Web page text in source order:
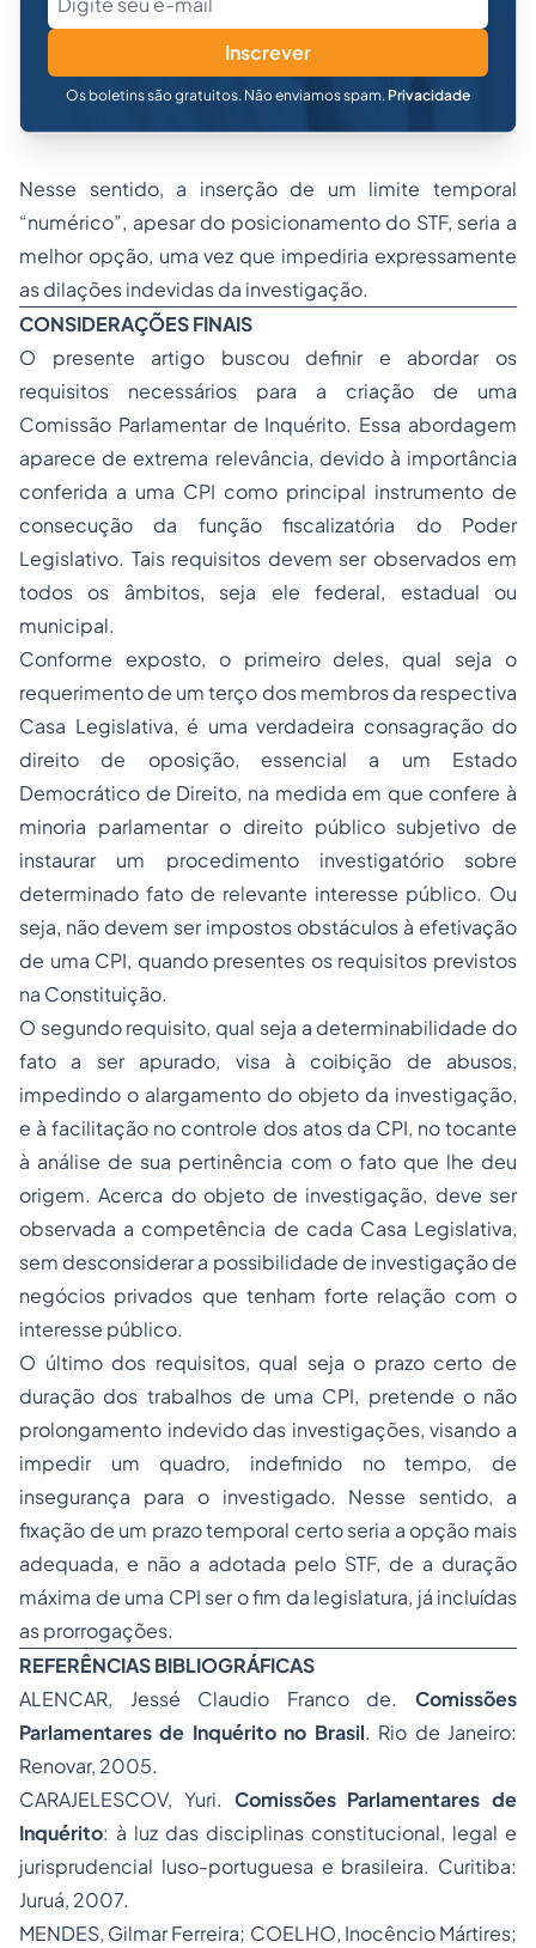
Inscrever
Os boletins são gratuitos. Não enviamos spam. Privacidade
Nesse sentido, a inserção de um limite temporal
“numérico”, apesar do posicionamento do STF, seria a
melhor opção, uma vez que impediria expressamente
as dilações indevidas da investigação.
CONSIDERAÇÕES FINAIS
O presente artigo buscou definir e abordar os
requisitos necessários para a criação de uma
Comissão Parlamentar de Inquérito. Essa abordagem
aparece de extrema relevância, devido à importância
conferida a uma CPI como principal instrumento de
consecução da função fiscalizatória do Poder
Legislativo. Tais requisitos devem ser observados em
todos os âmbitos, seja ele federal, estadual ou
municipal.
Conforme exposto, o primeiro deles, qual seja o
requerimento de um terço dos membros da respectiva
Casa Legislativa, é uma verdadeira consagração do
direito de oposição, essencial a um Estado
Democrático de Direito, na medida em que confere à
minoria parlamentar o direito público subjetivo de
instaurar um procedimento investigatório sobre
determinado fato de relevante interesse público. Ou
seja, não devem ser impostos obstáculos à efetivação
de uma CPI, quando presentes os requisitos previstos
na Constituição.
O segundo requisito, qual seja a determinabilidade do
fato a ser apurado, visa à coibição de abusos,
impedindo o alargamento do objeto da investigação,
e à facilitação no controle dos atos da CPI, no tocante
à análise de sua pertinência com o fato que lhe deu
origem. Acerca do objeto de investigação, deve ser
observada a competência de cada Casa Legislativa,
sem desconsiderar a possibilidade de investigação de
negócios privados que tenham forte relação com o
interesse público.
O último dos requisitos, qual seja o prazo certo de
duração dos trabalhos de uma CPI, pretende o não
prolongamento indevido das investigações, visando a
impedir um quadro, indefinido no tempo, de
insegurança para o investigado. Nesse sentido, a
fixação de um prazo temporal certo seria a opção mais
adequada, e não a adotada pelo STF, de a duração
máxima de uma CPI ser o fim da legislatura, já incluídas
as prorrogações.
REFERÊNCIAS BIBLIOGRÁFICAS
ALENCAR, Jessé Claudio Franco de. Comissões
Parlamentares de Inquérito no Brasil. Rio de Janeiro:
Renovar, 2005.
CARAJELESCOV, Yuri. Comissões Parlamentares de
Inquérito: à luz das disciplinas constitucional, legal e
jurisprudencial luso-portuguesa e brasileira. Curitiba:
Juruá, 2007.
MENDES, Gilmar Ferreira; COELHO, Inocêncio Mártires;